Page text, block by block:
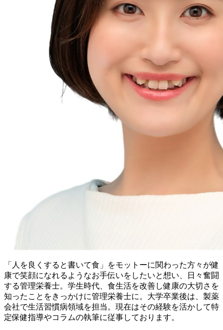
「人を良くすると書いて食」をモットーに関わった方々が健
康で笑顔になれるようなお手伝いをしたいと想い、日々奮闘
する管理栄養士。 学生時代、食生活を改善し健康の大切さを
知ったことをきっかけに管理栄養士に。大学卒業後は、製薬
会社で生活習慣病領域を担当。現在はその経験を活かして特
定保健指導やコラムの執筆に従事しております。